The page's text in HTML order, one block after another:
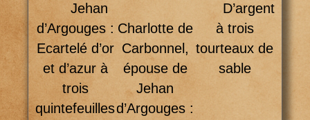
Jehan
d’Argouges :
Ecartelé d’or
et d’azur à
trois
quintefeuilles
Charlotte de
Carbonnel,
épouse de
Jehan
d’Argouges :
D’argent
à trois
tourteaux de
sable